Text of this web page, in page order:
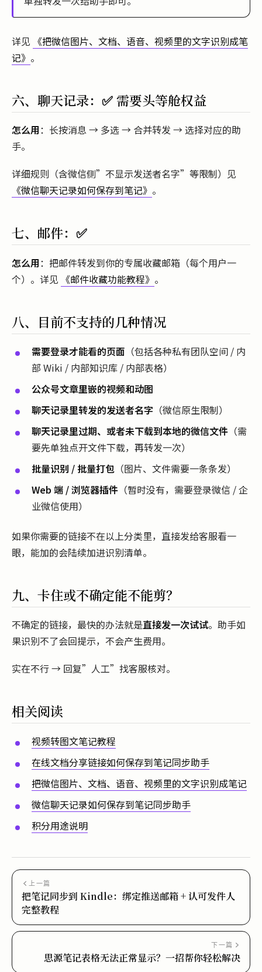
详见 《把微信图片、文档、语音、视频里的文字识别成笔
记》 。
六、聊天记录：✅ 需要头等舱权益
怎么用：长按消息 → 多选 → 合并转发 → 选择对应的助
手。
详细规则（含微信侧”不显示发送者名字”等限制）见
《微信聊天记录如何保存到笔记》 。
七、邮件：✅
怎么用：把邮件转发到你的专属收藏邮箱（每个用户一
个）。详见 《邮件收藏功能教程》 。
八、目前不支持的几种情况
需要登录才能看的页面 （包括各种私有团队空间 / 内
部 Wiki / 内部知识库 / 内部表格）
公众号文章里嵌的视频和动图
聊天记录里转发的发送者名字 （微信原生限制）
聊天记录里过期、或者未下载到本地的微信文件 （需
要先单独点开文件下载，再转发一次）
批量识别 / 批量打包 （图片、文件需要一条条发）
Web 端 / 浏览器插件 （暂时没有，需要登录微信 / 企
业微信使用）
如果你需要的链接不在以上分类里，直接发给客服看一
眼，能加的会陆续加进识别清单。
九、卡住或不确定能不能剪？
不确定的链接，最快的办法就是直接发一次试试。助手如
果识别不了会回提示，不会产生费用。
实在不行 → 回复”人工”找客服核对。
相关阅读
视频转图文笔记教程
在线文档分享链接如何保存到笔记同步助手
把微信图片、文档、语音、视频里的文字识别成笔记
微信聊天记录如何保存到笔记同步助手
积分用途说明
上一篇
把笔记同步到 Kindle：绑定推送邮箱 + 认可发件人
完整教程
下一篇
思源笔记表格无法正常显示？一招帮你轻松解决